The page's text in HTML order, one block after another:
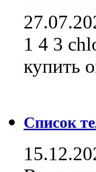
1 4 3
купить
Список